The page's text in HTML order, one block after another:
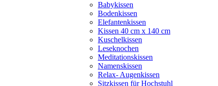
Babykissen
Bodenkissen
Elefantenkissen
Kissen 40 cm x 140 cm
Kuschelkissen
Leseknochen
Meditationskissen
Namenskissen
Relax- Augenkissen
Sitzkissen für Hochstuhl